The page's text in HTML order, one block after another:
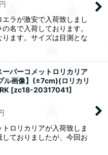
円
ラが激安で入荷致しまし
名で入荷しております。
ます。サイズは目測とな
ーパーコメットロリカリア
ル画像】(±7cm)(ロリカリ
[zc18-20317041]
ロリカリアが入荷致しま
しておりましたが、今回お